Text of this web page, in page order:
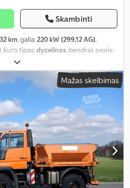
Skambinti
km, galia:220 kW (299,12 AG),
, kuro tipas:dyzelinas, bendras svoris:
2 ašys
,
Mažas skelbimas